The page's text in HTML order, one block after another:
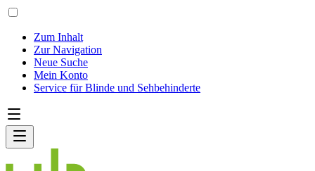
Zum Inhalt
Zur Navigation
Neue Suche
Mein Konto
Service für Blinde und Sehbehinderte